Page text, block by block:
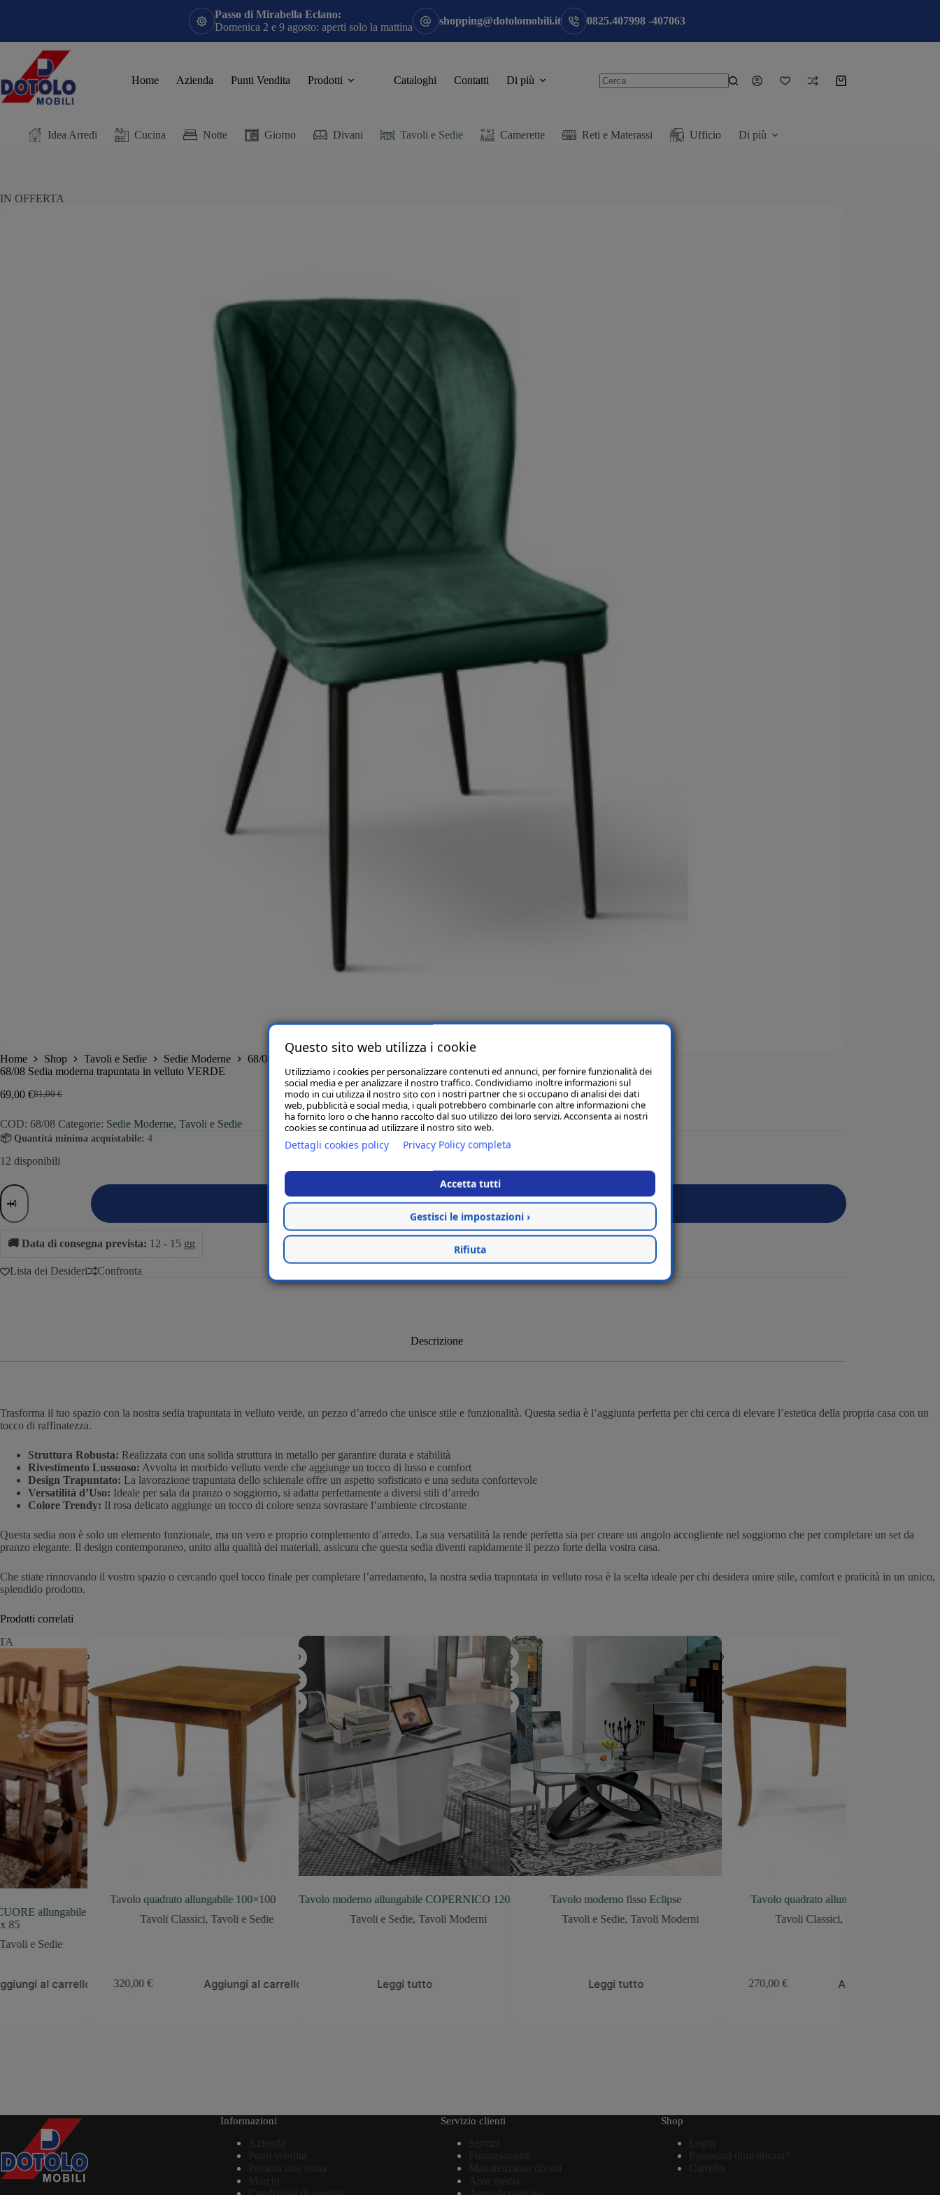
Questo sito web utilizza i cookie
Utilizziamo i cookies per personalizzare contenuti ed annunci, per fornire funzionalità dei
social media e per analizzare il nostro traffico. Condividiamo inoltre informazioni sul
modo in cui utilizza il nostro sito con i nostri partner che si occupano di analisi dei dati
web, pubblicità e social media, i quali potrebbero combinarle con altre informazioni che
ha fornito loro o che hanno raccolto dal suo utilizzo dei loro servizi. Acconsenta ai nostri
cookies se continua ad utilizzare il nostro sito web.
Dettagli cookies policy Privacy Policy completa
Accetta tutti
Gestisci le impostazioni ›
Rifiuta
Passo di Mirabella Eclano:
Domenica 2 e 9 agosto: aperti solo la mattina
shopping@dotolomobili.it 0825.407998 -407063
Home Azienda Punti Vendita Prodotti Cataloghi Contatti Di più
Idea Arredi Cucina Notte Giorno Divani Tavoli e Sedie Camerette Reti e Materassi Ufficio Di più
IN OFFERTA
Home Shop Tavoli e Sedie Sedie Moderne
68/08 Sedia moderna trapuntata in velluto VERDE
68/08 Sedia moderna trapuntata in velluto VERDE
81,00€
69,00 €
COD: 68/08 Categorie: Sedie Moderne, Tavoli e Sedie
📦 Quantità minima acquistabile: 4
12 disponibili
Aggiungi al carrello
🚚 Data di consegna prevista: 12 - 15 gg
Lista dei Desideri Confronta
Descrizione
Trasforma il tuo spazio con la nostra sedia trapuntata in velluto verde, un pezzo d’arredo che unisce stile e funzionalità. Questa sedia è l’aggiunta perfetta per chi cerca di elevare l’estetica della propria casa con un
tocco di raffinatezza.
Struttura Robusta: Realizzata con una solida struttura in metallo per garantire durata e stabilità
Rivestimento Lussuoso: Avvolta in morbido velluto verde che aggiunge un tocco di lusso e comfort
Design Trapuntato: La lavorazione trapuntata dello schienale offre un aspetto sofisticato e una seduta confortevole
Versatilità d’Uso: Ideale per sala da pranzo o soggiorno, si adatta perfettamente a diversi stili d’arredo
Colore Trendy: Il rosa delicato aggiunge un tocco di colore senza sovrastare l’ambiente circostante
Questa sedia non è solo un elemento funzionale, ma un vero e proprio complemento d’arredo. La sua versatilità la rende perfetta sia per creare un angolo accogliente nel soggiorno che per completare un set da
pranzo elegante. Il design contemporaneo, unito alla qualità dei materiali, assicura che questa sedia diventi rapidamente il pezzo forte della vostra casa.
Che stiate rinnovando il vostro spazio o cercando quel tocco finale per completare l’arredamento, la nostra sedia trapuntata in velluto rosa è la scelta ideale per chi desidera unire stile, comfort e praticità in un unico,
splendido prodotto.
Prodotti correlati
Tavolo quadrato allungabile 90×90
Tavoli e Sedie
Aggiungi al carrello
Tavolo quadrato allungabile 100×100
Tavoli Classici
Tavoli e Sedie
320,00€ Aggiungi al carrello
Tavolo moderno allungabile COPERNICO 120
Tavoli Moderni
Tavolo moderno fisso Eclipse
Tavoli Moderni
Informazioni Servizio clienti Shop